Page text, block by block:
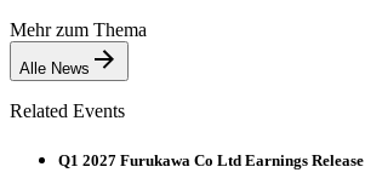
Mehr zum Thema
Alle News
Related Events
Q1 2027 Furukawa Co Ltd Earnings Release